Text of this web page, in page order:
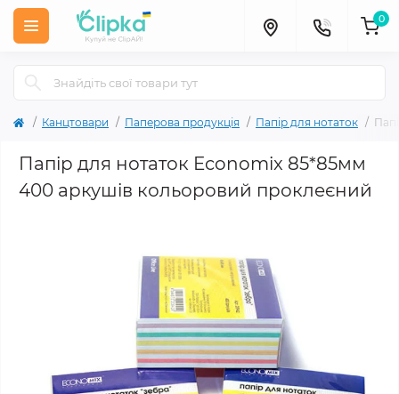
0
Канцтовари Паперова продукція Папір для нотаток
Папір для нотаток Economix 85*85мм
400 аркушів кольоровий проклеєний